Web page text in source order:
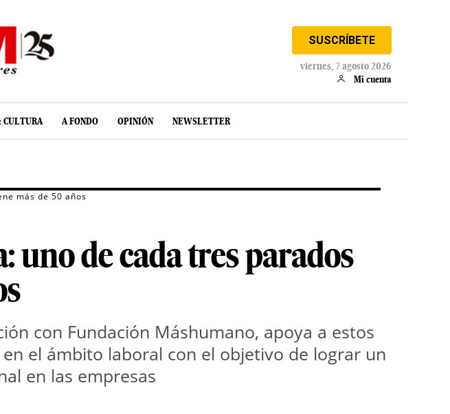
SUSCRÍBETE
viernes, 7 agosto 2026
Mi cuenta
CULTURA A FONDO OPINIÓN NEWSLETTER
más de 50 años
uno de cada tres parados
con Fundación Máshumano, apoya a estos
el ámbito laboral con el objetivo de lograr un
en las empresas